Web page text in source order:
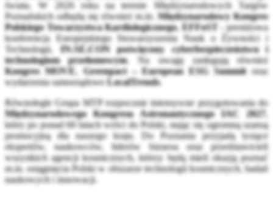
świata. W 2026 roku na terenie Międzynarodowych Targów
Poznańskich odbędą się również m.in. Międzynarodowy Kongres
Polskiego Towarzystwa Kardiologicznego, EFFoST -prestiżowa
konferencja Europejskiego Stowarzyszenia Nauk o Żywności i
Technologii, IN.SE.CON poświęcony cyberbezpieczeństwu i
technologiom przełomowym. Na uwagę zasługują również
Kongres MOVE
,Greenpact – European ESG Summitoraz
wydarzenia samorządoweLocalTrends.
Równolegle Grupa MTP rozpocznie intensywne przygotowania do
Międzynarodowego Kongresu Astronautycznego IAC 2027
który po ponad 60 latach wróci do Polski, stając się ogromną szansą
promocyjną dla naszego kraju. Do Poznania przyjadą tysiące
ekspertów, naukowców, liderów biznesu oraz przedstawicieli
wszystkich agencji kosmicznych, którzy będą mieli okazją poznać
m.in. osiągnięcia Polski w obszarze technologii kosmicznych, badań
naukowych i innowacji.